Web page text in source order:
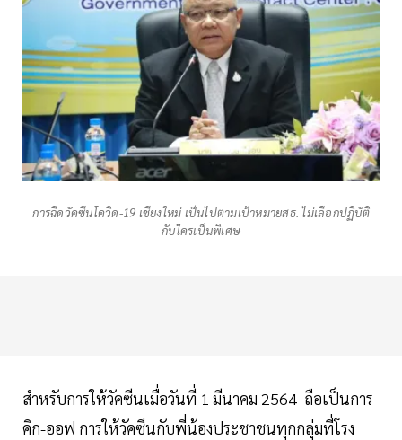
การฉีดวัคซีนโควิด-19 เชียงใหม่ เป็นไปตามเป้าหมายสธ. ไม่เลือกปฏิบัติ
กับใครเป็นพิเศษ
สำหรับการให้วัคซีนเมื่อวันที่ 1 มีนาคม 2564 ถือเป็นการ
คิก-ออฟ การให้วัคซีนกับพี่น้องประชาชนทุกกลุ่มที่โรง